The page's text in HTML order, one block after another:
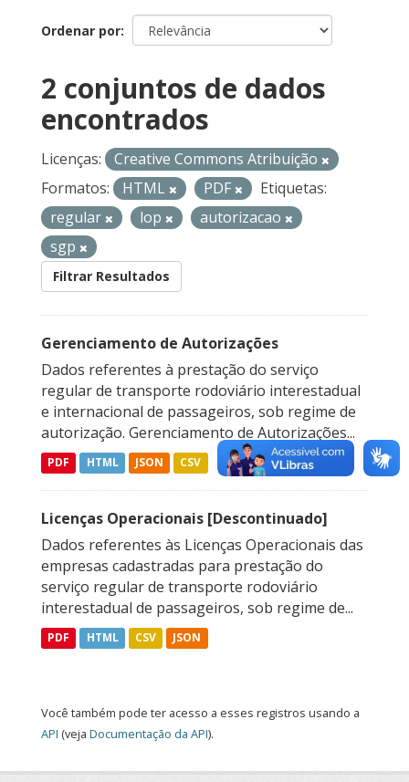
Ordenar por
2 conjuntos de dados
encontrados
Licenças:
Creative Commons Atribuição
Formatos:
HTML PDF
Etiquetas:
regular
lop
autorizacao
sgp
Filtrar Resultados
Gerenciamento de Autorizações
Dados referentes à prestação do serviço
regular de transporte rodoviário interestadual
e internacional de passageiros, sob regime de
autorização. Gerenciamento de Autorizações...
PDF HTML JSON CSV
Licenças Operacionais [Descontinuado]
Dados referentes às Licenças Operacionais das
empresas cadastradas para prestação do
serviço regular de transporte rodoviário
interestadual de passageiros, sob regime de...
PDF HTML CSV JSON
Você também pode ter acesso a esses registros usando a
API (veja Documentação da API).